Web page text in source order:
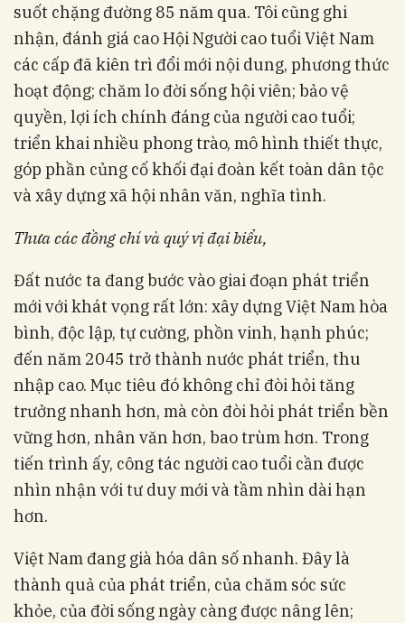
suốt chặng đường 85 năm qua. Tôi cũng ghi
nhận, đánh giá cao Hội Người cao tuổi Việt Nam
các cấp đã kiên trì đổi mới nội dung, phương thức
hoạt động; chăm lo đời sống hội viên; bảo vệ
quyền, lợi ích chính đáng của người cao tuổi;
triển khai nhiều phong trào, mô hình thiết thực,
góp phần củng cố khối đại đoàn kết toàn dân tộc
và xây dựng xã hội nhân văn, nghĩa tình.
Thưa các đồng chí và quý vị đại biểu,
Đất nước ta đang bước vào giai đoạn phát triển
mới với khát vọng rất lớn: xây dựng Việt Nam hòa
bình, độc lập, tự cường, phồn vinh, hạnh phúc;
đến năm 2045 trở thành nước phát triển, thu
nhập cao. Mục tiêu đó không chỉ đòi hỏi tăng
trưởng nhanh hơn, mà còn đòi hỏi phát triển bền
vững hơn, nhân văn hơn, bao trùm hơn. Trong
tiến trình ấy, công tác người cao tuổi cần được
nhìn nhận với tư duy mới và tầm nhìn dài hạn
hơn.
Việt Nam đang già hóa dân số nhanh. Đây là
thành quả của phát triển, của chăm sóc sức
khỏe, của đời sống ngày càng được nâng lên;